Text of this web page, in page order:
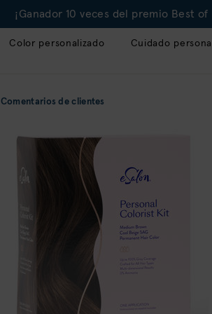
¡Ganador 10 veces del premio Best
Color personalizado Cuidado
Comentarios de clientes